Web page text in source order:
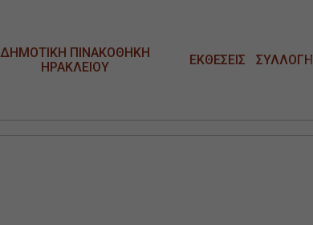
ΔΗΜΟΤΙΚΗ ΠΙΝΑΚΟΘΗΚΗ
ΗΡΑΚΛΕΙΟΥ
ΕΚΘΕΣΕΙΣ ΣΥΛΛΟΓΗ